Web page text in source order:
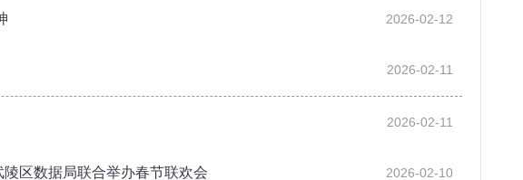
2026-02-12
2026-02-11
2026-02-11
2026-02-10
区数据局联合举办春节联欢会